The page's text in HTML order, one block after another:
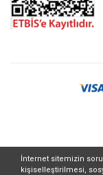
İnternet sitemizin
kişiselleştirilmesi,